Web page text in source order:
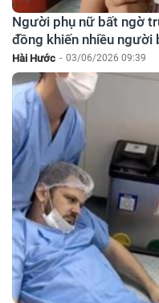
Người phụ nữ bất ngờ
đồng khiến nhiều người
Hài Hước - 03/06/2026 09:39